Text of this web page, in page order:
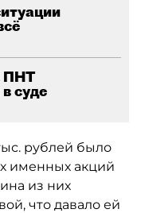
ПНТ
суде
рублей было
именных акций
из них
что давало ей